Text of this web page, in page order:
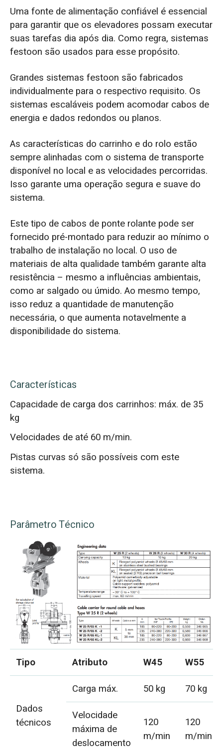
Uma fonte de alimentação confiável é essencial
para garantir que os elevadores possam executar
suas tarefas dia após dia. Como regra, sistemas
festoon são usados para esse propósito.
Grandes sistemas festoon são fabricados
individualmente para o respectivo requisito. Os
sistemas escaláveis podem acomodar cabos de
energia e dados redondos ou planos.
As características do carrinho e do rolo estão
sempre alinhadas com o sistema de transporte
disponível no local e as velocidades percorridas.
Isso garante uma operação segura e suave do
sistema.
Este tipo de cabos de ponte rolante pode ser
fornecido pré-montado para reduzir ao mínimo o
trabalho de instalação no local. O uso de
materiais de alta qualidade também garante alta
resistência – mesmo a influências ambientais,
como ar salgado ou úmido. Ao mesmo tempo,
isso reduz a quantidade de manutenção
necessária, o que aumenta notavelmente a
disponibilidade do sistema.
Características
Capacidade de carga dos carrinhos: máx. de 35
kg
Velocidades de até 60 m/min.
Pistas curvas só são possíveis com este
sistema.
Parâmetro Técnico
Tipo Atributo W45 W55
Dados
técnicos
Carga máx. 50 kg
70 kg
Velocidade
máxima de
deslocamento
120
m/min
120
m/min